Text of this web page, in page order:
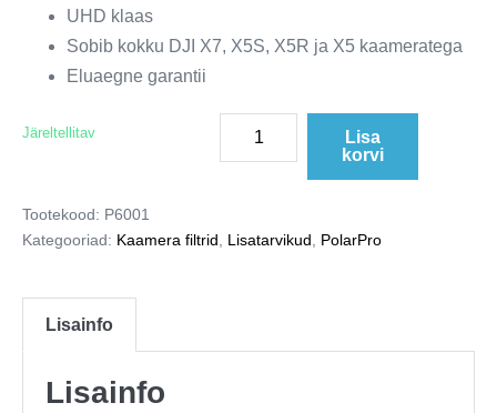
UHD klaas
Sobib kokku DJI X7, X5S, X5R ja X5 kaameratega
Eluaegne garantii
Järeltellitav
Lisa
korvi
Tootekood: P6001
Kategooriad: Kaamera filtrid Lisatarvikud PolarPro
Lisainfo
Lisainfo